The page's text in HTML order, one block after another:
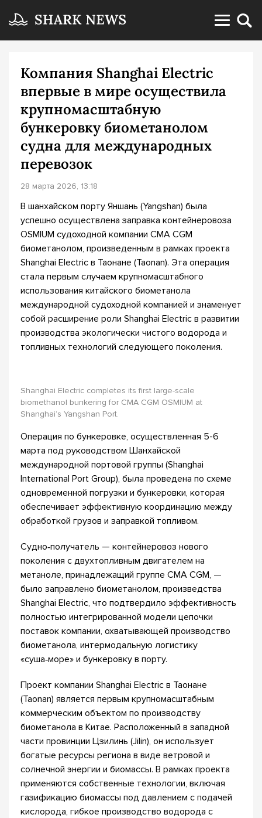
Компания Shanghai Electric
впервые в мире осуществила
крупномасштабную
бункеровку биометанолом
судна для международных
перевозок
28 марта 2026, 13:18
В шанхайском порту Яншань (Yangshan) была
успешно осуществлена заправка контейнеровоза
OSMIUM судоходной компании CMA CGM
биометанолом, произведенным в рамках проекта
Shanghai Electric в Таонане (Taonan). Эта операция
стала первым случаем крупномасштабного
использования китайского биометанола
международной судоходной компанией и знаменует
собой расширение роли Shanghai Electric в развитии
производства экологически чистого водорода и
топливных технологий следующего поколения.
Shanghai Electric completes its first large-scale
biomethanol bunkering for CMA CGM OSMIUM at
Shanghai’s Yangshan Port.
Операция по бункеровке, осуществленная 5-6
марта под руководством Шанхайской
международной портовой группы (Shanghai
International Port Group), была проведена по схеме
одновременной погрузки и бункеровки, которая
обеспечивает эффективную координацию между
обработкой грузов и заправкой топливом.
Судно‑получатель — контейнеровоз нового
поколения с двухтопливным двигателем на
метаноле, принадлежащий группе CMA CGM, —
было заправлено биометанолом, произведства
Shanghai Electric, что подтвердило эффективность
полностью интегрированной модели цепочки
поставок компании, охватывающей производство
биометанола, интермодальную логистику
«суша‑море» и бункеровку в порту.
Проект компании Shanghai Electric в Таонане
(Taonan) является первым крупномасштабным
коммерческим объектом по производству
биометанола в Китае. Расположенный в западной
части провинции Цзилинь (Jilin), он использует
богатые ресурсы региона в виде ветровой и
солнечной энергии и биомассы. В рамках проекта
применяются собственные технологии, включая
газификацию биомассы под давлением с подачей
кислорода, гибкое производство водорода с